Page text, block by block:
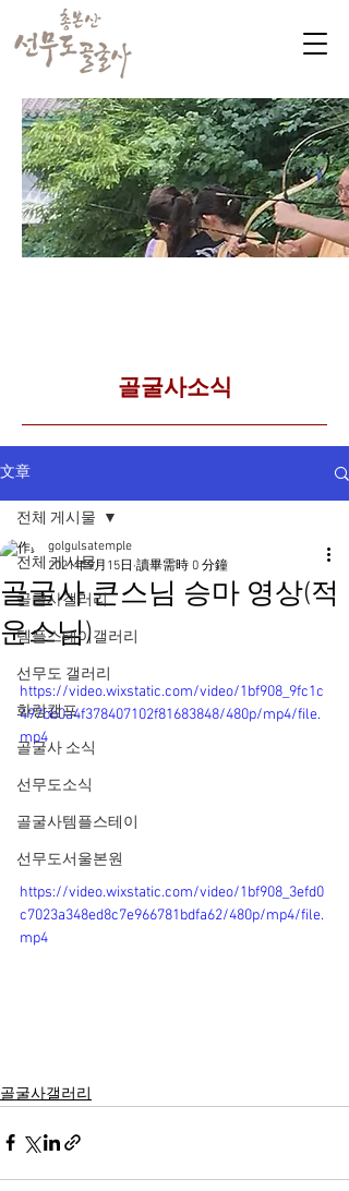
​골굴사소식
文章
전체 게시물
골굴사갤러리
템플스테이갤러리
선무도 갤러리
화랑캠프
골굴사 소식
선무도소식
골굴사템플스테이
선무도서울본원
전체 게시물
골굴사 큰스님 승마 영상(적
운스님)
golgulsatemple
2021年9月15日 讀畢需時 0 分鐘
https://video.wixstatic.com/video/1bf908_9fc1c
497bb0a4f378407102f81683848/480p/mp4/file.
mp4
https://video.wixstatic.com/video/1bf908_3efd0
c7023a348ed8c7e966781bdfa62/480p/mp4/file.
mp4
골굴사갤러리